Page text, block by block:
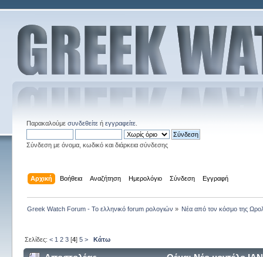
Παρακαλούμε συνδεθείτεή εγγραφείτε.
Σύνδεση με όνομα, κωδικό και διάρκεια σύνδεσης
Αρχική Βοήθεια Αναζήτηση Ημερολόγιο Σύνδεση Εγγραφή
Greek Watch Forum - Το ελληνικό forum ρολογιών » Νέα από τον κόσμο της
Σελίδες: < 1 2 3[4] 5 > Κάτω